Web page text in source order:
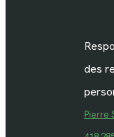
des
Pierre